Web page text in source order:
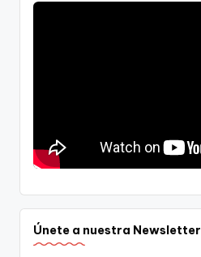
Únete a nuestra Newsletter